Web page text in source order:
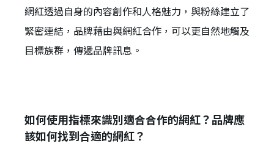
網紅透過自身的內容創作和人格魅力，與粉絲建立了
緊密連結，品牌藉由與網紅合作，可以更自然地觸及
目標族群，傳遞品牌訊息。
如何使用指標來識別適合合作的網紅？品牌應
該如何找到合適的網紅？